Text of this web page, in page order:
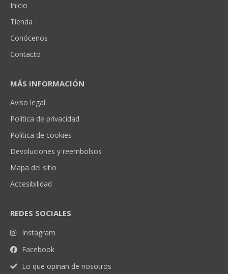
Inicio
Tienda
Conócenos
Contacto
MÁS INFORMACIÓN
Aviso legal
Política de privacidad
Política de cookies
Devoluciones y reembolsos
Mapa del sitio
Accesibilidad
REDES SOCIALES
Instagram
Facebook
Lo que opinan de nosotros